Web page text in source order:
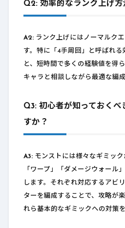
Q2: 効率的なランク上げ方
A2:ランク上げにはノーマルク
す。特に「4手周回」と呼ばれる
と、短時間で多くの経験値を得
キャラと相談しながら最適な編
Q3: 初心者が知っておくべ
すか？
A3:モンストには様々なギミック
「ワープ」「ダメージウォール
します。それぞれ対応するアビ
ターを編成することで、攻略が
れら基本的なギミックへの対策